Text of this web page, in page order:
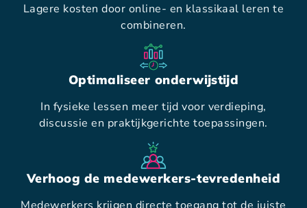
Lagere kosten door online- en klassikaal leren te
combineren.
Optimaliseer onderwijstijd
In fysieke lessen meer tijd voor verdieping,
discussie en praktijkgerichte toepassingen.
Verhoog de medewerkers-tevredenheid